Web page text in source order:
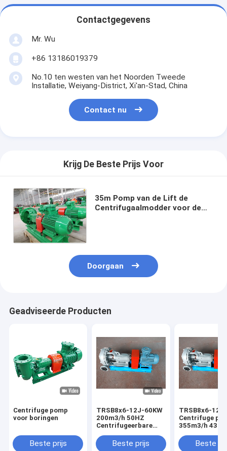
Contactgegevens
Mr. Wu
+86 13186019379
No.10 ten westen van het Noorden Tweede
Installatie, Weiyang-District, Xi'an-Stad, China
Contact nu
Krijg De Beste Prijs Voor
35m Pomp van de Lift de
Centrifugaalmodder voor de
Doorgaan
Geadviseerde Producten
Centrifuge pomp
voor boringen
Beste prijs
TRSB8x6-12J-60KW
200m3/h 50HZ
Centrifugeerbare
Beste prijs
TRSB8x6-12J
Centrifuge
355m3/h 43m
NPSHBeste